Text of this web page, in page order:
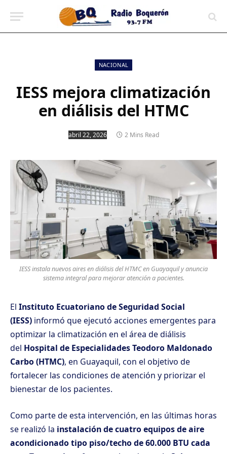
NACIONAL
IESS mejora climatización
en diálisis del HTMC
abril 22, 2026 2 Mins Read
IESS instala nuevos aires en diálisis del HTMC en Guayaquil y anuncia
sistema integral para mejorar atención a pacientes.
El Instituto Ecuatoriano de Seguridad Social
(IESS) informó que ejecutó acciones emergentes para
optimizar la climatización en el área de diálisis
del Hospital de Especialidades Teodoro Maldonado
Carbo (HTMC), en Guayaquil, con el objetivo de
fortalecer las condiciones de atención y priorizar el
bienestar de los pacientes.
Como parte de esta intervención, en las últimas horas
se realizó la instalación de cuatro equipos de aire
acondicionado tipo piso/techo de 60.000 BTU cada